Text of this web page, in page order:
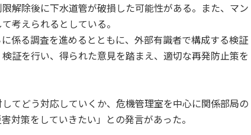
解除後に下水道管が破損した可能性がある。また、マン
考えられるとしている。
係る調査を進めるとともに、外部有識者で構成する検証
証を行い、得られた意見を踏まえ、適切な再発防止策を
てどう対応していくか、危機管理室を中心に関係部局の
対策をしていきたい」との発言があった。